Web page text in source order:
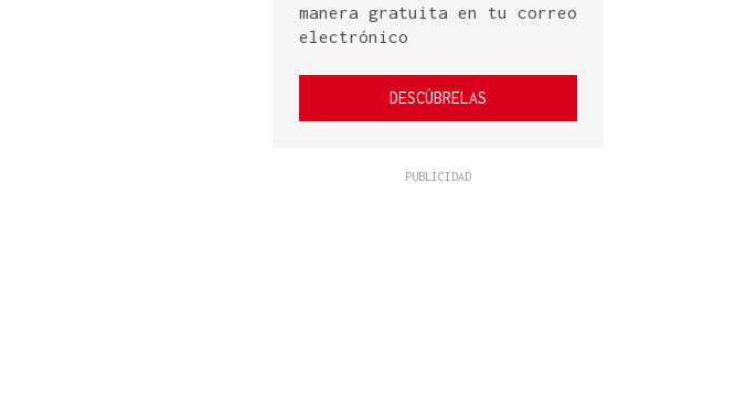
manera gratuita en tu correo
electrónico
DESCÚBRELAS